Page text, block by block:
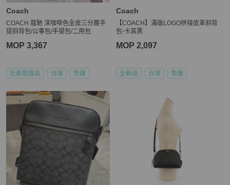
Coach
COACH 蔻馳 深咖啡色全皮三分層手
提斜背包/公事包/手提包/二用包
MOP 3,367
近新閒置品 台灣 免運
Coach
【COACH】滿版LOGO拼接皮革斜背
包-卡其黑
MOP 2,097
全新品 台灣 免運